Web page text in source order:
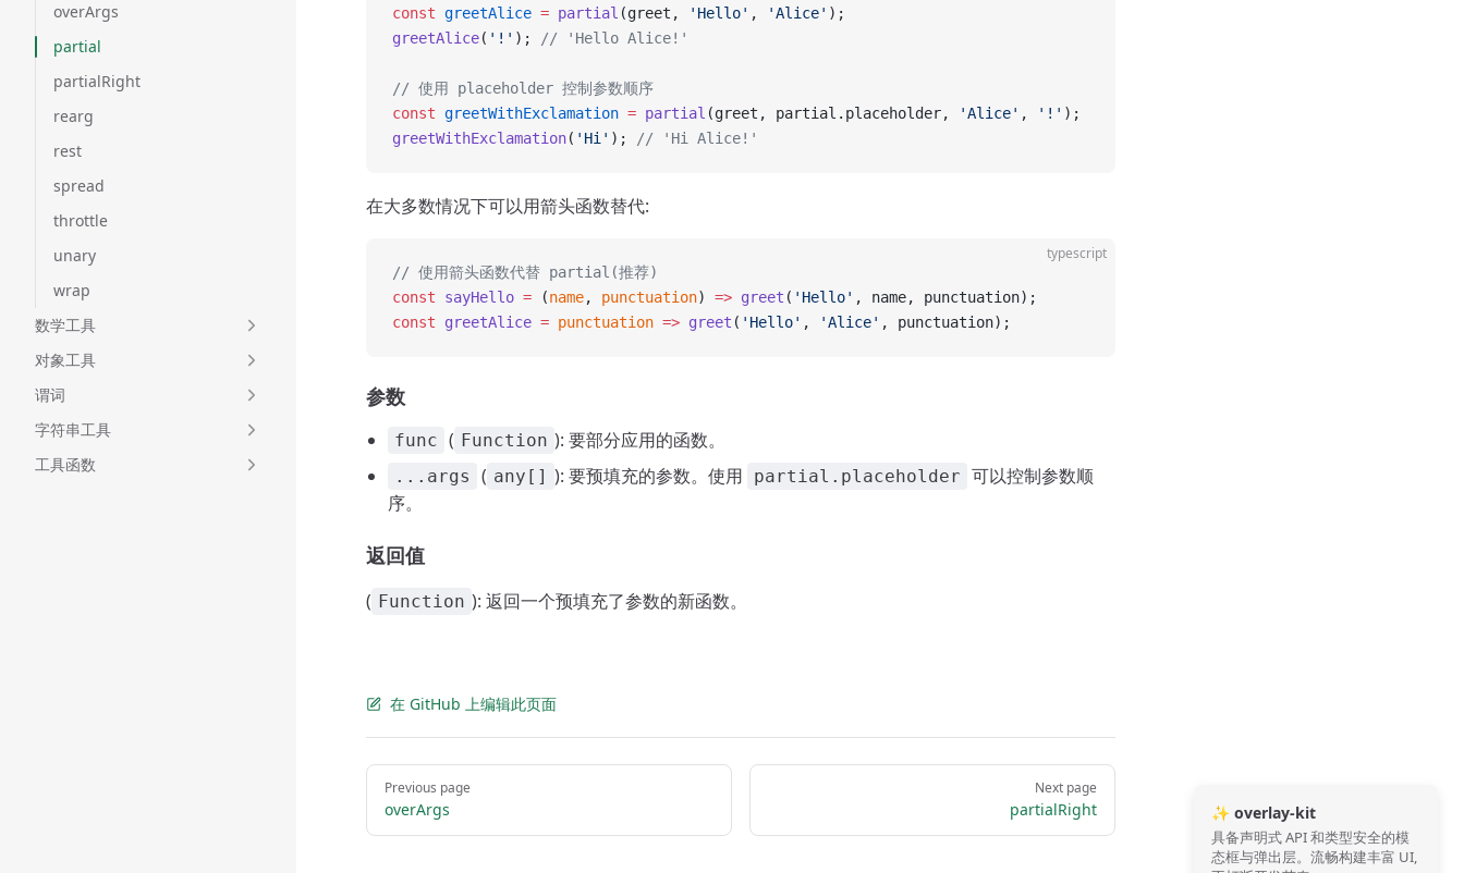
overArgs
partial
partialRight
rearg
rest
spread
throttle
unary
wrap
数学工具
对象工具
谓词
字符串工具
工具函数
const greetAlice = partial (greet, 'Hello' , 'Alice' );
greetAlice( '!' ); // 'Hello Alice!'
// 使用 placeholder 控制参数顺序
const greetWithExclamation = partial (greet, partial.placeholder, 'Alice' , '!' );
greetWithExclamation( 'Hi' ); // 'Hi Alice!'
在大多数情况下可以用箭头函数替代:
typescript
// 使用箭头函数代替 partial(推荐)
const sayHello = (name, punctuation) => greet ( 'Hello' , name, punctuation);
const greetAlice = punctuation => greet ( 'Hello' , 'Alice' , punctuation);
参数
func ( Function ): 要部分应用的函数。
...args ( any[] ): 要预填充的参数。使用 partial.placeholder 可以控制参数顺
序。
返回值
( Function ): 返回一个预填充了参数的新函数。
在 GitHub 上编辑此页面
Pager
Previous page
overArgs
Next page
partialRight ✨ overlay-kit
具备声明式 API 和类型安全的模
态框与弹出层。流畅构建丰富 UI,